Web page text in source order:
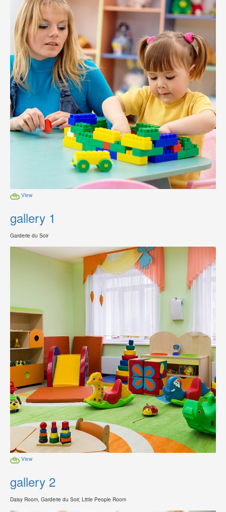
View
gallery 1
Garderie du Soir
View
gallery 2
Daisy Room, Garderie du Soir, Little People Room